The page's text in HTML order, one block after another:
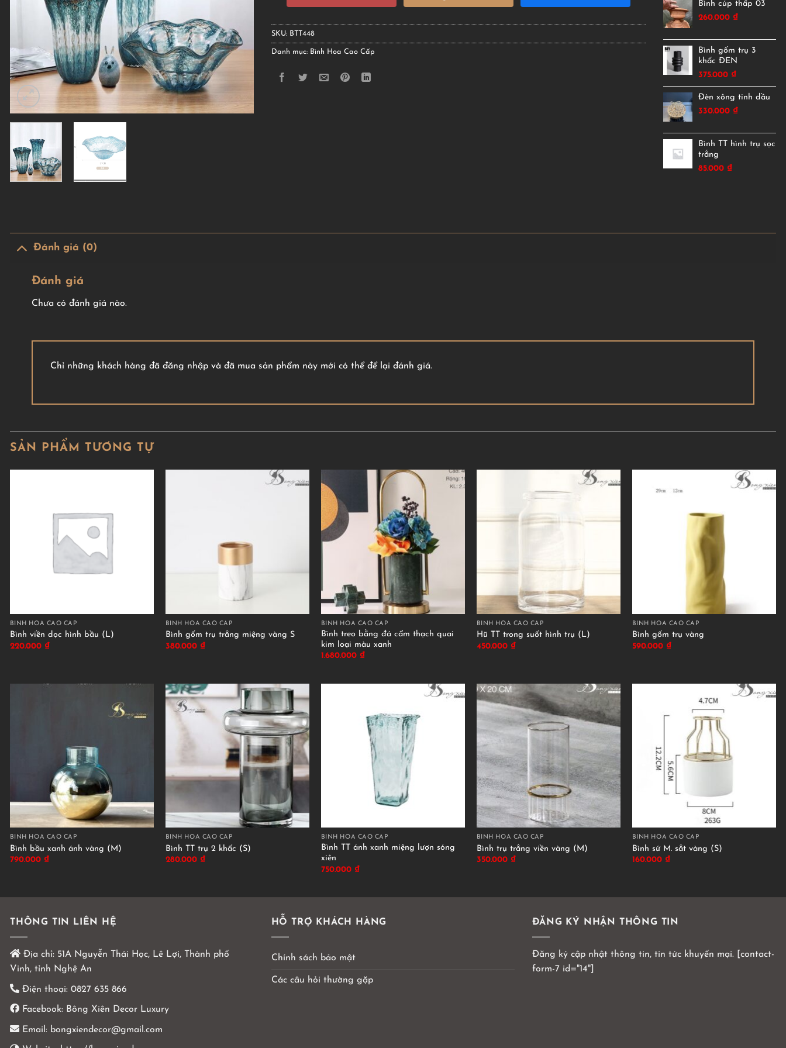
SKU: BTT448
Danh mục: Bình Hoa Cao Cấp
Bình cúp thấp 03
260.000 ₫
Bình gốm trụ 3
khấc ĐEN
375.000 ₫
Đèn xông tinh dầu
330.000 ₫
Bình TT hình trụ sọc
trắng
85.000 ₫
Đánh giá (0)
Đánh giá
Chưa có đánh giá nào.
Chỉ những khách hàng đã đăng nhập và đã mua sản phẩm này mới có thể để lại đánh giá.
SẢN PHẨM TƯƠNG TỰ
BÌNH HOA CAO CẤP
Bình viền dọc hình bầu (L)
220.000 ₫
BÌNH HOA CAO CẤP
Bình gốm trụ trắng miệng vàng S
380.000 ₫
BÌNH HOA CAO CẤP
Bình treo bằng đá cẩm thạch quai
kim loại màu xanh
1.680.000 ₫
BÌNH HOA CAO CẤP
Hũ TT trong suốt hình trụ (L)
450.000 ₫
BÌNH HOA CAO CẤP
Bình gốm trụ vàng
590.000 ₫
BÌNH HOA CAO CẤP
Bình bầu xanh ánh vàng (M)
790.000 ₫
BÌNH HOA CAO CẤP
Bình TT trụ 2 khấc (S)
280.000 ₫
BÌNH HOA CAO CẤP
Bình TT ánh xanh miệng lượn sóng
xiên
750.000 ₫
BÌNH HOA CAO CẤP
Bình trụ trắng viền vàng (M)
350.000 ₫
BÌNH HOA CAO CẤP
Bình sứ M. sắt vàng (S)
160.000 ₫
THÔNG TIN LIÊN HỆ
Địa chỉ: 51A Nguyễn Thái Học, Lê Lợi, Thành phố
Vinh, tỉnh Nghệ An
Điện thoại: 0827 635 866
Facebook: Bông Xiên Decor Luxury
Email: bongxiendecor@gmail.com
HỖ TRỢ KHÁCH HÀNG
Chính sách bảo mật
Các câu hỏi thường gặp
ĐĂNG KÝ NHẬN THÔNG TIN
Đăng ký cập nhật thông tin, tin tức khuyến mại. [contact-
form-7 id="14"]